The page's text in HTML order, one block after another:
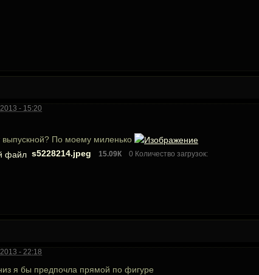
- 15:20
выпускной? По моему миленько
s5228214.jpeg
15.09К 0 Количество загрузок:
- 22:18
я бы предпочла прямой по фигуре